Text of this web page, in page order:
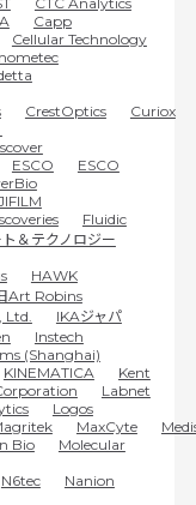
Capp
Cellular Technology
CrestOptics
Curiox
ESCO
ESCO
Fluidic
＆テクノロジー
HAWK
Art Robins
Ltd.
IKAジャパ
Instech
(Shanghai)
KINEMATICA
Kent
Labnet
Logos
MaxCyte
Bio
Molecular
N6tec
Nanion